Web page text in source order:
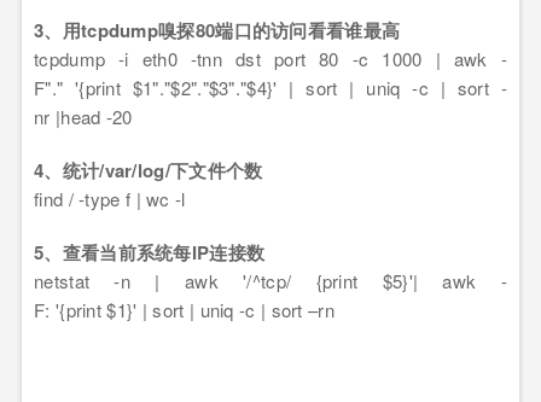
3、用tcpdump嗅探80端口的访问看看谁最高
tcpdump -i eth0 -tnn dst port 80 -c 1000 | awk -
F"." '{print $1"."$2"."$3"."$4}' | sort | uniq -c | sort -
nr |head -20
4、统计/var/log/下文件个数
find / -type f | wc -l
5、查看当前系统每IP连接数
netstat -n | awk '/^tcp/ {print $5}'| awk -
F: '{print $1}' | sort | uniq -c | sort –rn